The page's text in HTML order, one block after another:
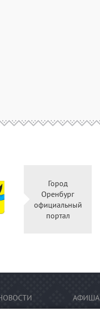
Город
Оренбург
официальный
портал
АФИША